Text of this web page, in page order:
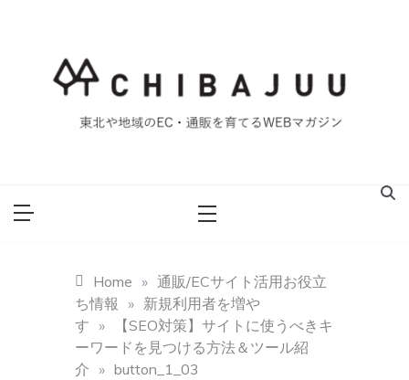
重ブログ
Home » 通販/ECサイト活用お役立
ち情報
» 新規利用者を増や
す »
【SEO対策】サイトに使うべきキ
ーワードを見つける方法＆ツール紹
介 » button_1_03